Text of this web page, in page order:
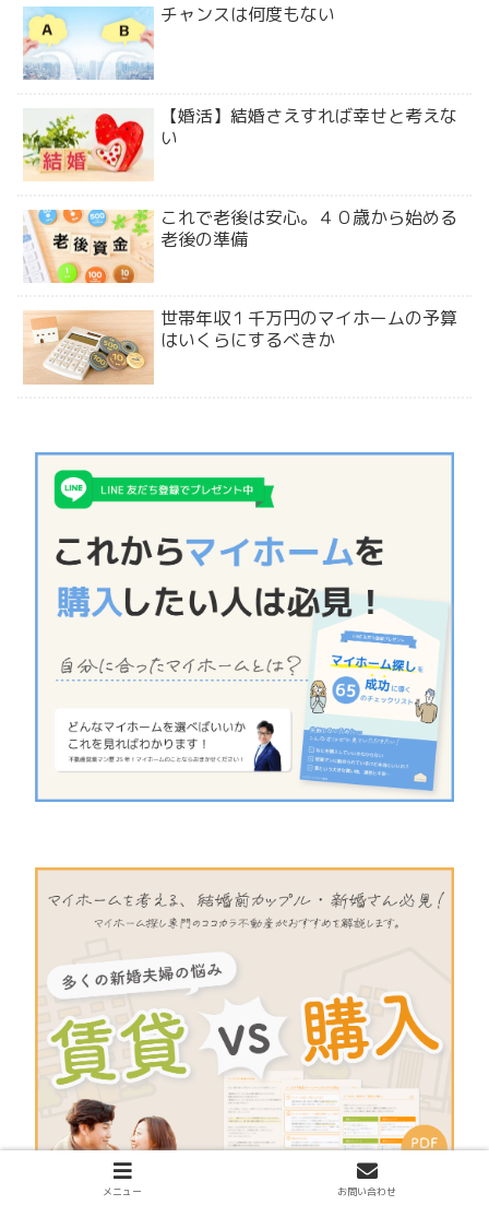
チャンスは何度もない
【婚活】結婚さえすれば幸せと考えな
い
これで老後は安心。４０歳から始める
老後の準備
世帯年収１千万円のマイホームの予算
はいくらにするべきか
メニュー お問い合わせ